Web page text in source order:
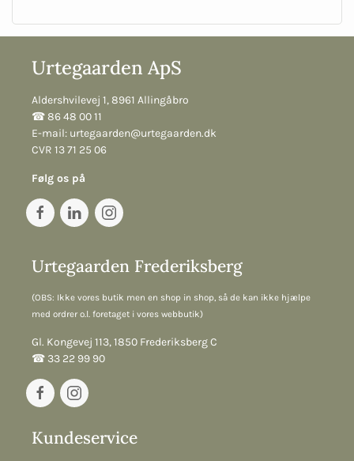
Urtegaarden ApS
Aldershvilevej 1, 8961 Allingåbro
☎︎ 86 48 00 11
E-mail: urtegaarden@urtegaarden.dk
CVR 13 71 25 06
Følg os på
Urtegaarden Frederiksberg
(OBS: Ikke vores butik men en shop in shop, så de kan ikke hjælpe
med ordrer o.l. foretaget i vores webbutik)
Gl. Kongevej 113, 1850 Frederiksberg C
☎︎ 33 22 99 90
Kundeservice